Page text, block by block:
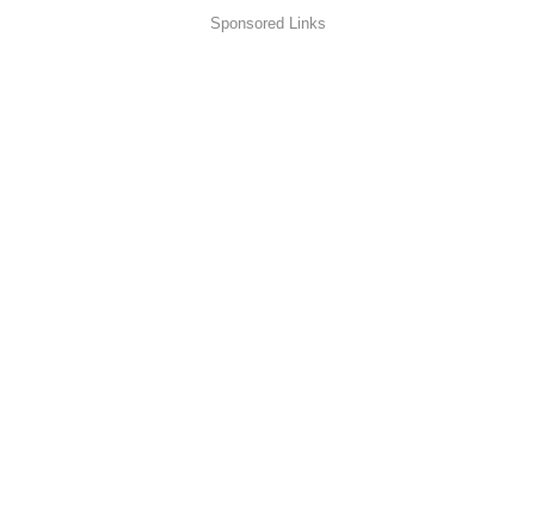
Sponsored Links